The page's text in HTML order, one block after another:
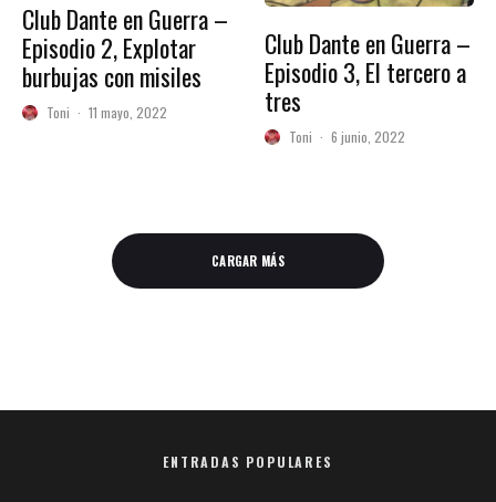
Club Dante en Guerra –
Episodio 2, Explotar
burbujas con misiles
Toni · 11 mayo, 2022
Club Dante en Guerra –
Episodio 3, El tercero a
tres
Toni · 6 junio, 2022
CARGAR MÁS
ENTRADAS POPULARES